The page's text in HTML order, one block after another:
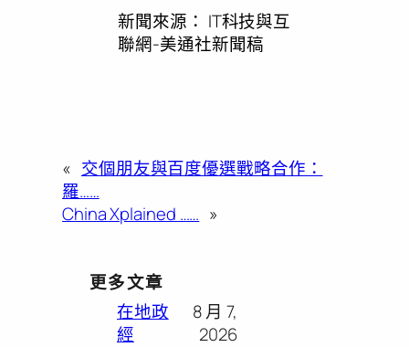
新聞來源： IT科技與互
聯網-美通社新聞稿
« 交個朋友與百度優選戰略合作：
羅……
China Xplained …… »
更多文章
在地政
經
8 月 7,
2026